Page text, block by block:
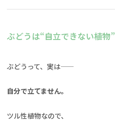
ぶどうは“自立できない植物”
ぶどうって、実は——
自分で立てません。
ツル性植物なので、